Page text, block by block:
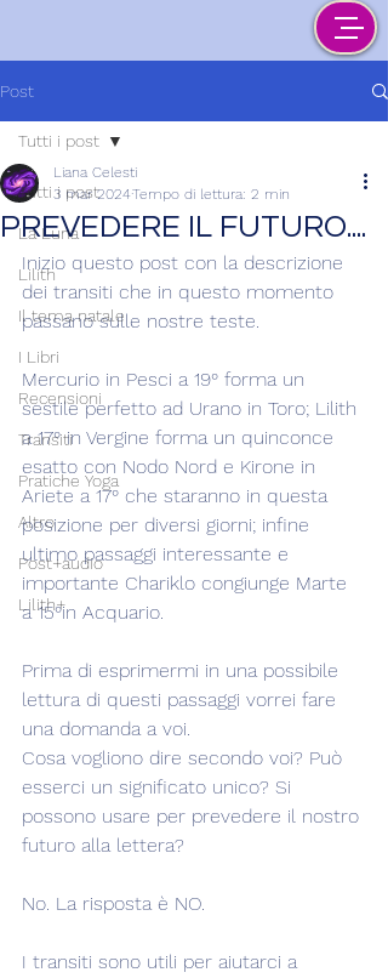
Post
Tutti i post
La Luna
Lilith
Il tema natale
I Libri
Recensioni
Transiti
Pratiche Yoga
Altro
Post+audio
Lilith+
Tutti i post
PREVEDERE IL FUTURO....
Liana Celesti
3 mar 2024Tempo di lettura: 2 min
Inizio questo post con la descrizione
dei transiti che in questo momento
passano sulle nostre teste.
Mercurio in Pesci a 19° forma un
sestile perfetto ad Urano in Toro; Lilith
a 17° in Vergine forma un quinconce
esatto con Nodo Nord e Kirone in
Ariete a 17° che staranno in questa
posizione per diversi giorni; infine
ultimo passaggi interessante e
importante Chariklo congiunge Marte
a 15°in Acquario.
Prima di esprimermi in una possibile
lettura di questi passaggi vorrei fare
una domanda a voi.
Cosa vogliono dire secondo voi? Può
esserci un significato unico? Si
possono usare per prevedere il nostro
futuro alla lettera?
No. La risposta è NO.
I transiti sono utili per aiutarci a